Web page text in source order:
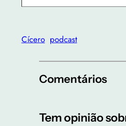
Cícero podcast
Comentários
Tem opinião